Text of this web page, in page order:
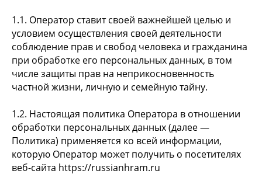
1.1. Оператор ставит своей важнейшей целью и
условием осуществления своей деятельности
соблюдение прав и свобод человека и гражданина
при обработке его персональных данных, в том
числе защиты прав на неприкосновенность
частной жизни, личную и семейную тайну.
1.2. Настоящая политика Оператора в отношении
обработки персональных данных (далее —
Политика) применяется ко всей информации,
которую Оператор может получить о посетителях
веб-сайта https://russianhram.ru